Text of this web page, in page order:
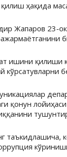
ҳақида
Жапаров 23-
ишини қилиши
кўрсатувларни
қонун
таъкидлашича,